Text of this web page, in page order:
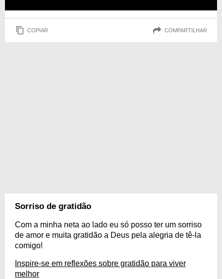
COPIAR COMPARTILHAR
Sorriso de gratidão
Com a minha neta ao lado eu só posso ter um sorriso
de amor e muita gratidão a Deus pela alegria de tê-la
comigo!
Inspire-se em reflexões sobre gratidão para viver
melhor